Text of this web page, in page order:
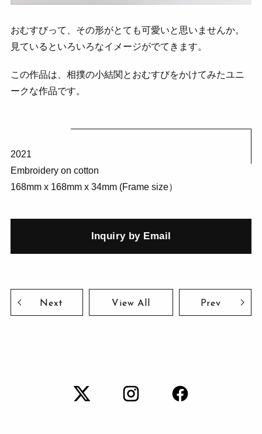
おむすびって、その形がとても可愛いと思いませんか。
見ているといろいろなイメージがでてきます。
この作品は、相撲の小結関とおむすびをかけてみたユニ
ークな作品です。
2021
Embroidery on cotton
168mm x 168mm x 34mm (Frame size）
Inquiry by Email
Next View All Prev